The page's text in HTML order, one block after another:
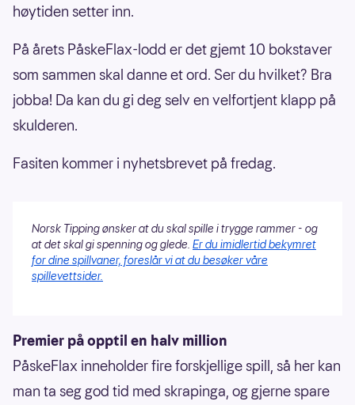
høytiden setter inn.
På årets PåskeFlax-lodd er det gjemt 10 bokstaver
som sammen skal danne et ord. Ser du hvilket? Bra
jobba! Da kan du gi deg selv en velfortjent klapp på
skulderen.
Fasiten kommer i nyhetsbrevet på fredag.
Norsk Tipping ønsker at du skal spille i trygge rammer - og
at det skal gi spenning og glede. Er du imidlertid bekymret
for dine spillvaner, foreslår vi at du besøker våre
spillevettsider.
Premier på opptil en halv million
PåskeFlax inneholder fire forskjellige spill, så her kan
man ta seg god tid med skrapinga, og gjerne spare